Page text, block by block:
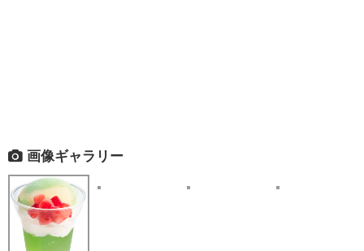
画像ギャラリー